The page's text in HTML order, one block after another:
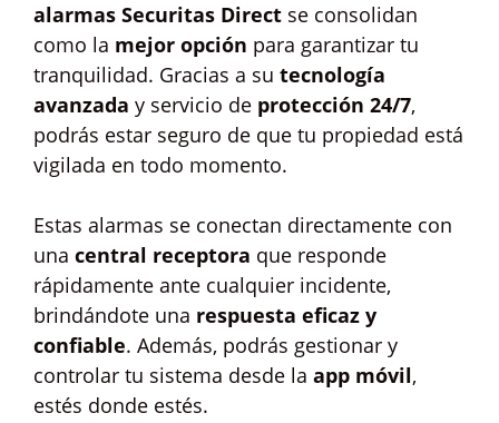
alarmas Securitas Direct se consolidan
como la mejor opción para garantizar tu
tranquilidad. Gracias a su tecnología
avanzada y servicio de protección 24/7,
podrás estar seguro de que tu propiedad está
vigilada en todo momento.
Estas alarmas se conectan directamente con
una central receptora que responde
rápidamente ante cualquier incidente,
brindándote una respuesta eficaz y
confiable. Además, podrás gestionar y
controlar tu sistema desde la app móvil,
estés donde estés.